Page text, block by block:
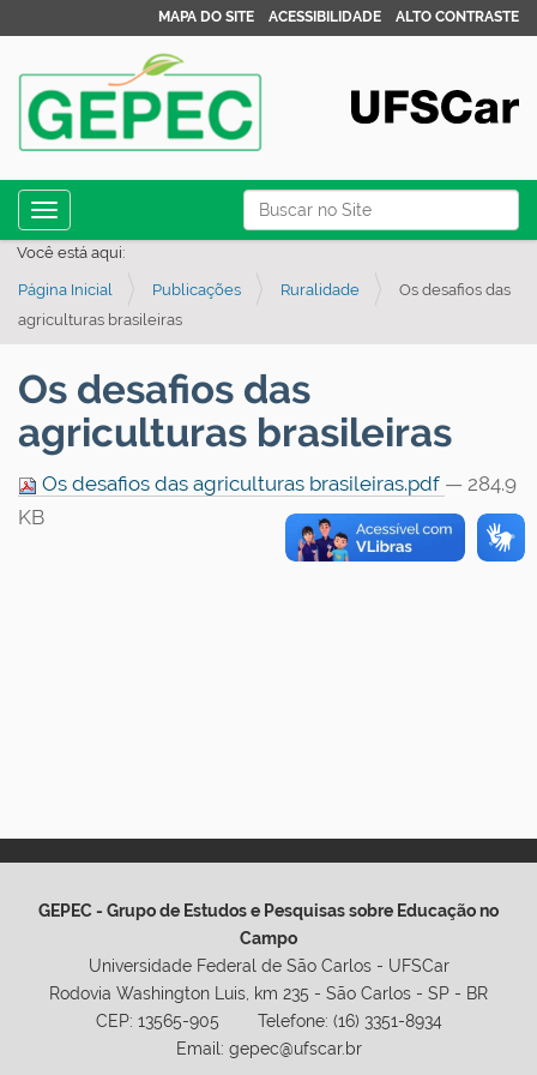
Busca
Busca Avançada…
MAPA DO SITE ACESSIBILIDADE ALTO CONTRASTE
Toggle navigation
Você está aqui:
Página Inicial Publicações Ruralidade
Os desafios das
agriculturas brasileiras
Os desafios das
agriculturas brasileiras
Os desafios das agriculturas brasileiras.pdf — 284.9
KB
GEPEC - Grupo de Estudos e Pesquisas sobre Educação no
Campo
Universidade Federal de São Carlos - UFSCar
Rodovia Washington Luis, km 235 - São Carlos - SP - BR
CEP: 13565-905 Telefone: (16) 3351-8934
Email: gepec@ufscar.br